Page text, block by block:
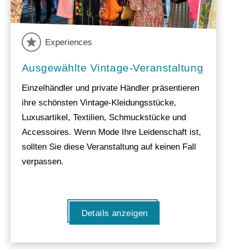
Experiences
Ausgewählte Vintage-Veranstaltung
Einzelhändler und private Händler präsentieren
ihre schönsten Vintage-Kleidungsstücke,
Luxusartikel, Textilien, Schmuckstücke und
Accessoires. Wenn Mode Ihre Leidenschaft ist,
sollten Sie diese Veranstaltung auf keinen Fall
verpassen.
Details anzeigen